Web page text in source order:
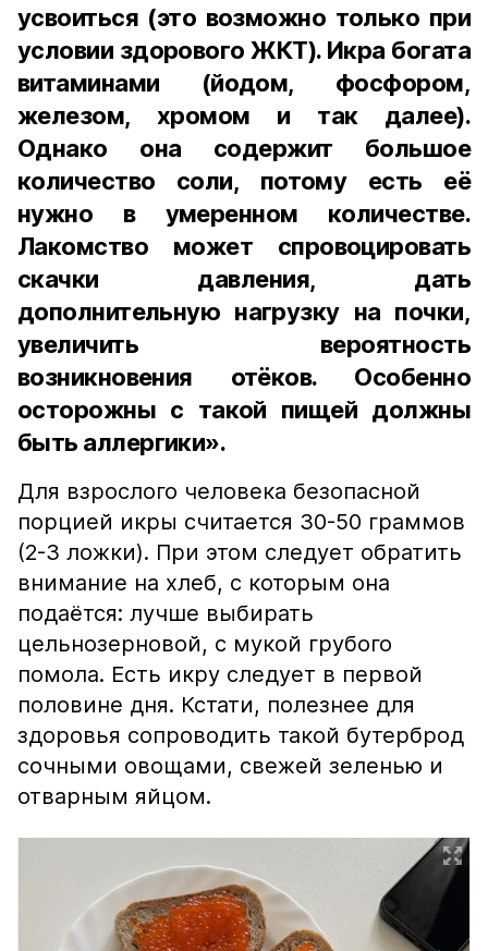
усвоиться (это возможно только при
условии здорового ЖКТ). Икра богата
витаминами (йодом, фосфором,
железом, хромом и так далее).
Однако она содержит большое
количество соли, потому есть её
нужно в умеренном количестве.
Лакомство может спровоцировать
скачки давления, дать
дополнительную нагрузку на почки,
увеличить вероятность
возникновения отёков. Особенно
осторожны с такой пищей должны
быть аллергики».
Для взрослого человека безопасной
порцией икры считается 30-50 граммов
(2-3 ложки). При этом следует обратить
внимание на хлеб, с которым она
подаётся: лучше выбирать
цельнозерновой, с мукой грубого
помола. Есть икру следует в первой
половине дня. Кстати, полезнее для
здоровья сопроводить такой бутерброд
сочными овощами, свежей зеленью и
отварным яйцом.